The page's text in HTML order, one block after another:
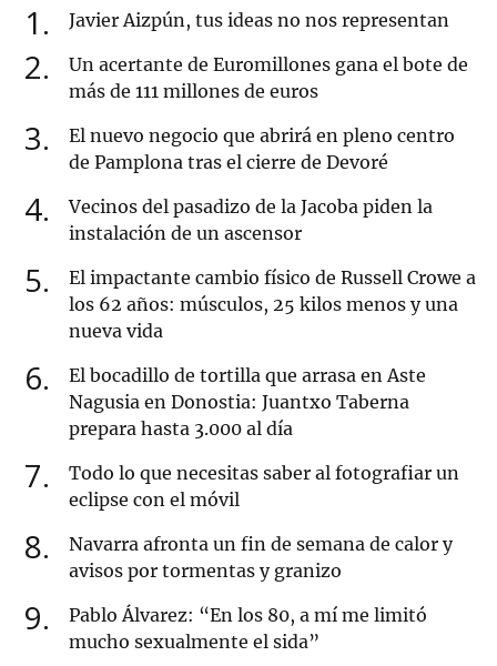
1 Javier Aizpún, tus ideas no nos representan
2
Un acertante de Euromillones gana el bote de
más de 111 millones de euros
3
El nuevo negocio que abrirá en pleno centro
de Pamplona tras el cierre de Devoré
4
Vecinos del pasadizo de la Jacoba piden la
instalación de un ascensor
5
El impactante cambio físico de Russell Crowe a
los 62 años: músculos, 25 kilos menos y una
nueva vida
6
El bocadillo de tortilla que arrasa en Aste
Nagusia en Donostia: Juantxo Taberna
prepara hasta 3.000 al día
7
Todo lo que necesitas saber al fotografiar un
eclipse con el móvil
8
Navarra afronta un fin de semana de calor y
avisos por tormentas y granizo
9
Pablo Álvarez: “En los 80, a mí me limitó
mucho sexualmente el sida”